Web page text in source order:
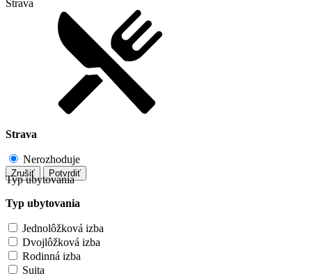
Strava
Strava
Nerozhoduje
Zrušiť Potvrdiť
Typ ubytovania
Typ ubytovania
Jednolôžková izba
Dvojlôžková izba
Rodinná izba
Suita